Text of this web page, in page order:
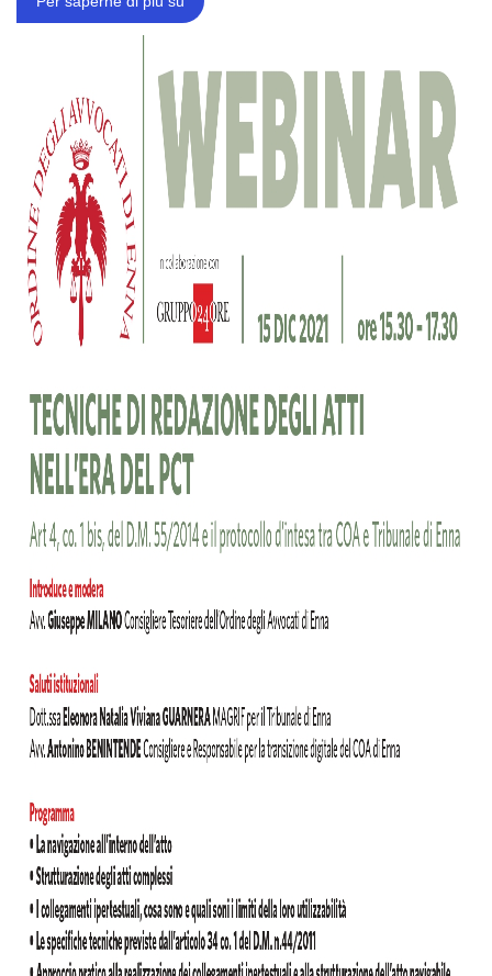
ENNA
-
REDAZIONE
DEGLI
ATTI
NELL'ERA
DEL
PCT